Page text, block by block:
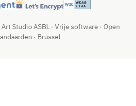
Studio ASBL · Vrije software · Open
· Brussel